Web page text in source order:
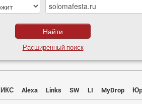
Расширенный поиск
ИКС Alexa Links SW LI MyDrop